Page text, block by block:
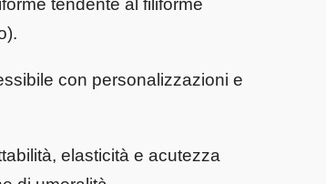
tendente al filiforme
con personalizzazioni e
elasticità e acutezza